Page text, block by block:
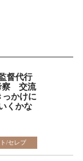
督代行
察 交流
かけに
くかな
/セレブ